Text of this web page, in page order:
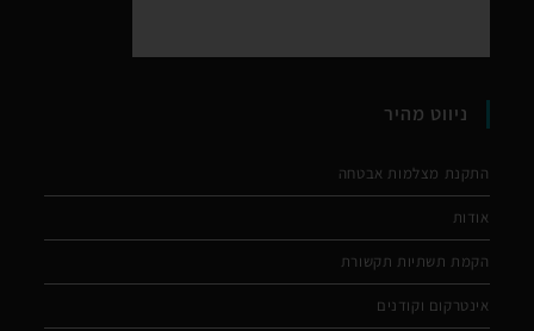
ניווט מהיר
התקנת מצלמות אבטחה
אודות
הקמת תשתיות תקשורת
אינטרקום וקודנים